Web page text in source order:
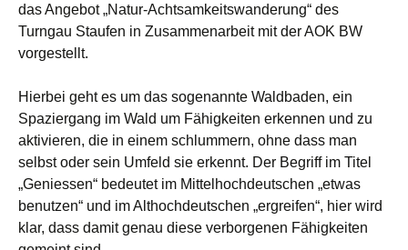
Waldbaden
das Angebot „Natur-Achtsamkeitswanderung“ des
Turngau Staufen in Zusammenarbeit mit der AOK BW
vorgestellt.
Hierbei geht es um das sogenannte Waldbaden, ein
Spaziergang im Wald um Fähigkeiten erkennen und zu
aktivieren, die in einem schlummern, ohne dass man
selbst oder sein Umfeld sie erkennt. Der Begriff im Titel
„Geniessen“ bedeutet im Mittelhochdeutschen „etwas
benutzen“ und im Althochdeutschen „ergreifen“, hier wird
klar, dass damit genau diese verborgenen Fähigkeiten